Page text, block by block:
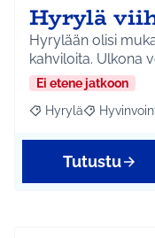
Hyrylä
Hyrylään olisi
kahviloita. Ulkona
Ei etene jatkoon
Rajaa tulokset
Hyrylä Rajaa
Tutustu